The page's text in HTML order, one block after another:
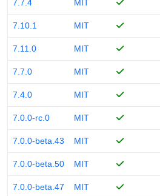
7.7.4 MIT
7.10.1 MIT
7.11.0 MIT
7.7.0 MIT
7.4.0 MIT
7.0.0-rc.0 MIT
7.0.0-beta.43 MIT
7.0.0-beta.50 MIT
7.0.0-beta.47 MIT